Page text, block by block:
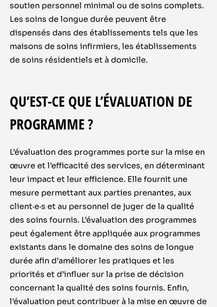
soutien personnel minimal ou de soins complets.
Les soins de longue durée peuvent être
dispensés dans des établissements tels que les
maisons de soins infirmiers, les établissements
de soins résidentiels et à domicile.
QU’EST-CE QUE L’ÉVALUATION DE
PROGRAMME ?
L’évaluation des programmes porte sur la mise en
œuvre et l’efficacité des services, en déterminant
leur impact et leur efficience. Elle fournit une
mesure permettant aux parties prenantes, aux
client·e·s et au personnel de juger de la qualité
des soins fournis. L’évaluation des programmes
peut également être appliquée aux programmes
existants dans le domaine des soins de longue
durée afin d’améliorer les pratiques et les
priorités et d’influer sur la prise de décision
concernant la qualité des soins fournis. Enfin,
l’évaluation peut contribuer à la mise en œuvre de